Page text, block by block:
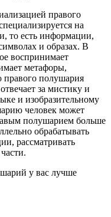
правого
на
то есть информации,
и образах. В
воспринимает
метафоры,
полушария
за мистику и
и изобразительному
человек может
полушарием больше
обрабатывать
рассматривать
у вас лучше